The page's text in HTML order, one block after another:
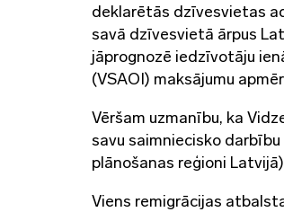
deklarētās dzīvesvietas
savā dzīvesvietā ārpus
jāprognozē iedzīvotāju
(VSAOI) maksājumu
Vēršam uzmanību, ka
savu saimniecisko
plānošanas reģioni
Viens remigrācijas